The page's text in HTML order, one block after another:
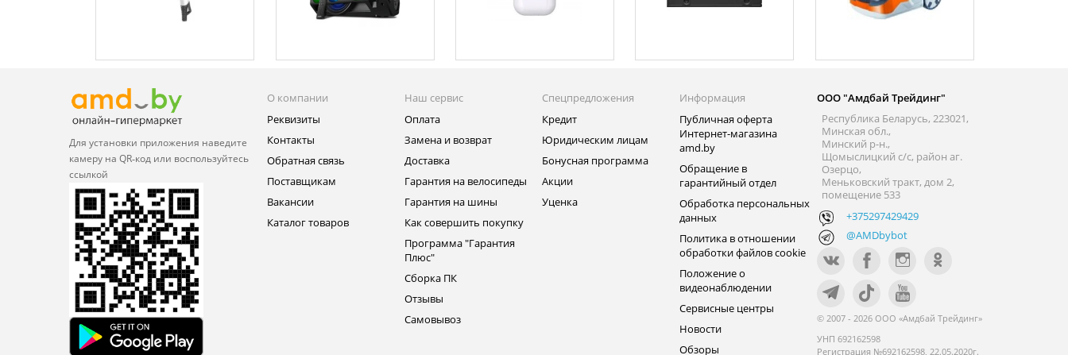
Для установки приложения наведите
камеру на QR‑код или воспользуйтесь
ссылкой
О компании
Реквизиты
Контакты
Обратная связь
Поставщикам
Вакансии
Каталог товаров
Наш сервис
Оплата
Замена и возврат
Доставка
Гарантия на велосипеды
Гарантия на шины
Как совершить покупку
Программа "Гарантия
Плюс"
Сборка ПК
Отзывы
Самовывоз
Спецпредложения
Кредит
Юридическим лицам
Бонусная программа
Акции
Уценка
Информация
Публичная оферта
Интернет-магазина
amd.by
Обращение в
гарантийный отдел
Обработка персональных
данных
Политика в отношении
обработки файлов cookie
Положение о
видеонаблюдении
Сервисные центры
Новости
Обзоры
ООО "Амдбай Трейдинг"
Республика Беларусь, 223021,
Минская обл.,
Минский р-н.,
Щомыслицкий с/с, район аг.
Озерцо,
Меньковский тракт, дом 2,
помещение 533
+375297429429
@AMDbybot
© 2007 - 2026 ООО «Амдбай Трейдинг»
УНП 692162598
Регистрация №692162598, 22.05.2020г.